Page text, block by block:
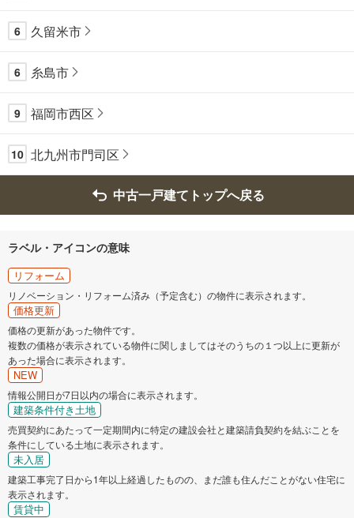
6 久留米市
6 糸島市
9 福岡市西区
10 北九州市門司区
中古一戸建てトップへ戻る
ラベル・アイコンの意味
リフォーム
リノベーション・リフォーム済み（予定含む）の物件に表示されます。
価格更新
価格の更新があった物件です。
複数の価格が表示されている物件に関しましてはそのうちの１つ以上に更新が
あった場合に表示されます。
NEW
情報公開日が7日以内の場合に表示されます。
建築条件付き土地
売買契約にあたって一定期間内に特定の建設会社と建築請負契約を結ぶことを
条件にしている土地に表示されます。
未入居
建築工事完了日から1年以上経過したものの、まだ誰も住んだことがない住宅に
表示されます。
賃貸中